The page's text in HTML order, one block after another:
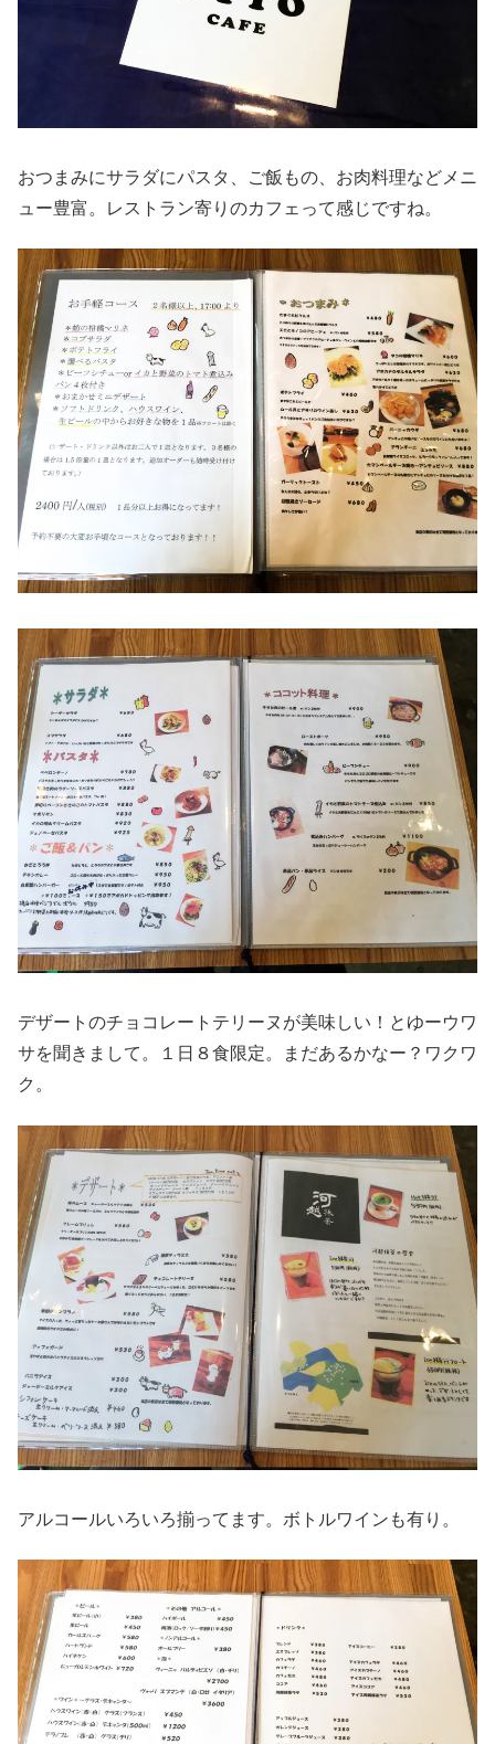
おつまみにサラダにパスタ、ご飯もの、お肉料理などメニ
ュー豊富。レストラン寄りのカフェって感じですね。
デザートのチョコレートテリーヌが美味しい！とゆーウワ
サを聞きまして。１日８食限定。まだあるかなー？ワクワ
ク。
アルコールいろいろ揃ってます。ボトルワインも有り。